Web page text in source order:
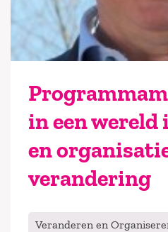
in een wereld
en
verandering
Veranderen en